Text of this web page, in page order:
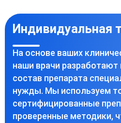
Индивидуальная
На основе ваших
наши врачи
состав препарата
нужды. Мы используем
сертифицированные
проверенные методики,